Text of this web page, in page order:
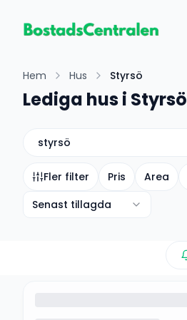
Hem Hus Styrsö
Lediga hus i Styrsö
styrsö
Fler filter Pris Area
Senast tillagda